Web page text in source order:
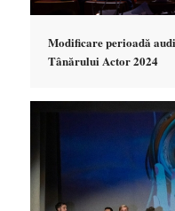
Modificare perioadă
Tânărului Actor 2024